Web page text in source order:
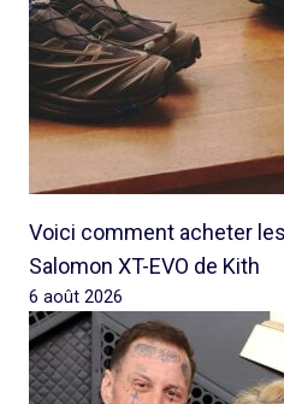
Voici comment acheter
Salomon XT-EVO de Kith
6 août 2026